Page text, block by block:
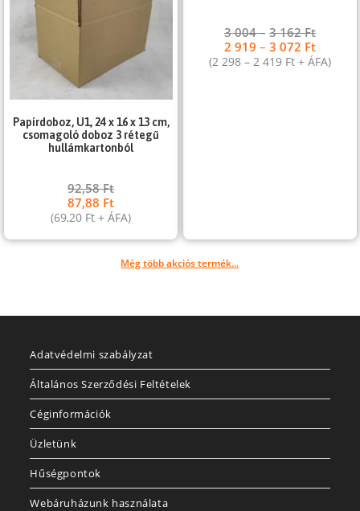
Papírdoboz, U1, 24 x 16 x 13 cm,
csomagoló doboz 3 rétegű
hullámkartonból
92,58Ft
87,88 Ft
(69,20 Ft + ÁFA)
3 004–3 162Ft
2 919–3 072 Ft
(2 298–2 419 Ft + ÁFA)
Még több akciós termék...
Adatvédelmi szabályzat
Általános Szerződési Feltételek
Céginformációk
Üzletünk
Hűségpontok
Webáruházunk használata